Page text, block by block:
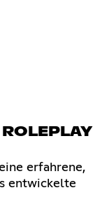
ROLEPLAY
erfahrene,
entwickelte